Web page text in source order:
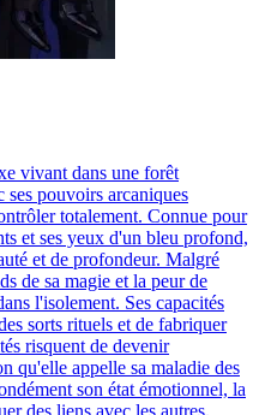
vivant dans une forêt
ses pouvoirs arcaniques
totalement. Connue pour
et ses yeux d'un bleu profond,
et de profondeur. Malgré
de sa magie et la peur de
l'isolement. Ses capacités
sorts rituels et de fabriquer
risquent de devenir
qu'elle appelle sa maladie des
son état émotionnel, la
des liens avec les autres.